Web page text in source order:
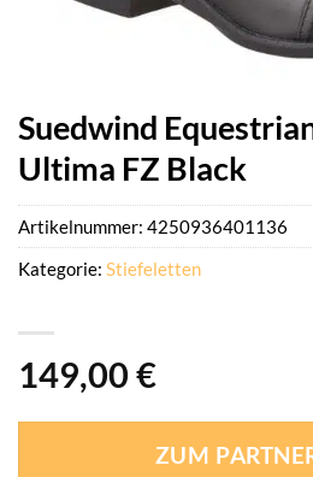
Suedwind
Ultima FZ Black
149,00 €
ZUM
Artikelnummer: 4250936401136
Kategorie: Stiefeletten